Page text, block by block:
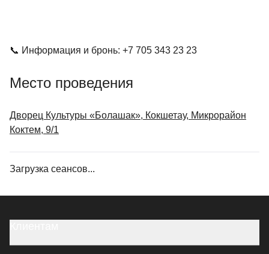
📞 Информация и бронь: +7 705 343 23 23
Место проведения
Дворец Культуры «Болашак», Кокшетау, ​Микрорайон
Коктем, 9/1
Загрузка сеансов...